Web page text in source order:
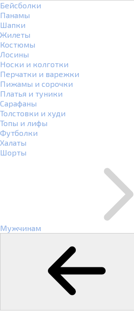
Бейсболки
Панамы
Шапки
Жилеты
Костюмы
Лосины
Носки и колготки
Перчатки и варежки
Пижамы и сорочки
Платья и туники
Сарафаны
Толстовки и худи
Топы и лифы
Футболки
Халаты
Шорты
Мужчинам